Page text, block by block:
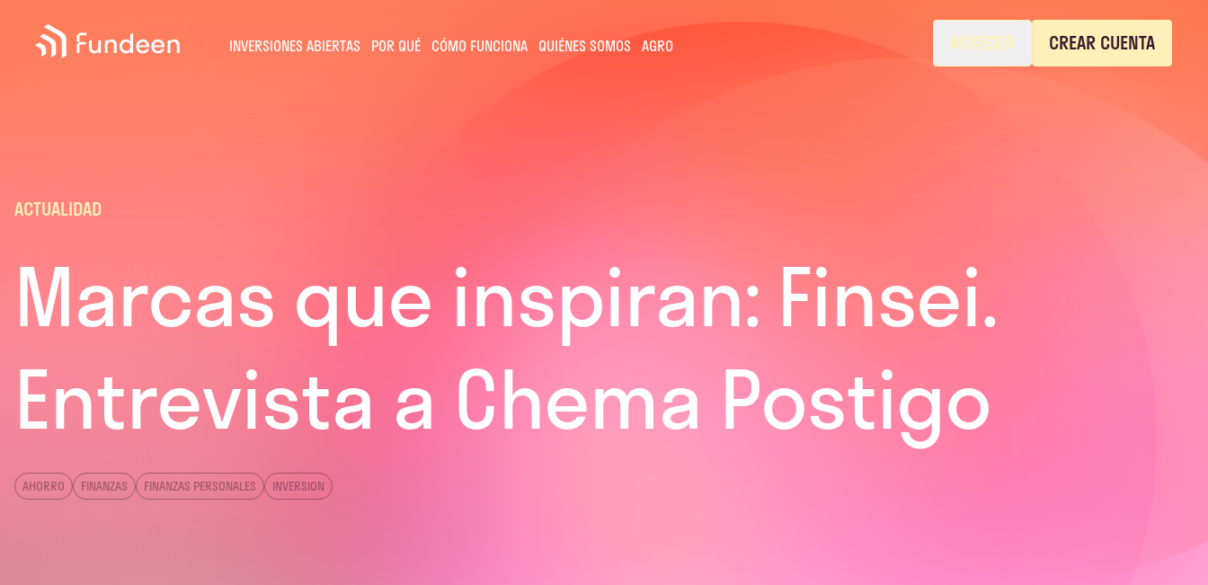
Fundeen
INVERSIONES ABIERTAS
POR QUÉ CÓMO FUNCIONA QUIÉNES SOMOS AGRO ACCEDER CREAR CUENTA
ACTUALIDAD
Marcas que inspiran: Finsei.
Entrevista a Chema Postigo
AHORRO FINANZAS FINANZAS PERSONALES INVERSION